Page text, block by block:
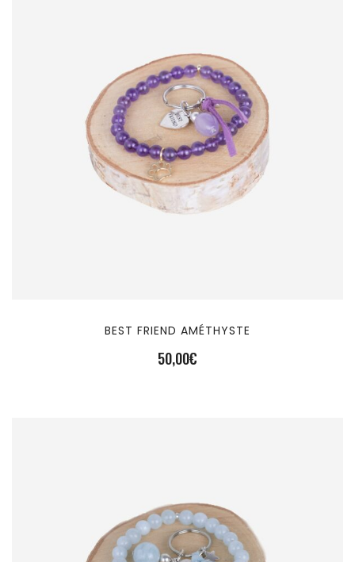
BEST FRIEND AMÉTHYSTE
50,00€